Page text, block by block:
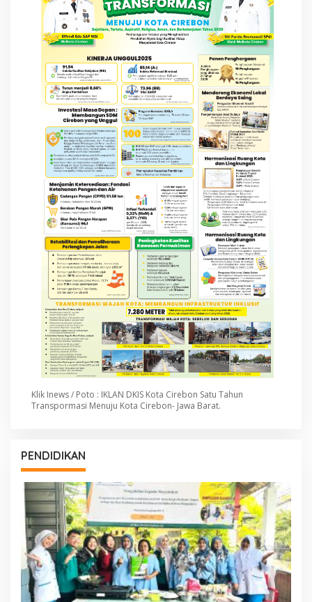
Klik Inews / Poto : IKLAN DKIS Kota Cirebon Satu Tahun
Transpormasi Menuju Kota Cirebon- Jawa Barat.
PENDIDIKAN